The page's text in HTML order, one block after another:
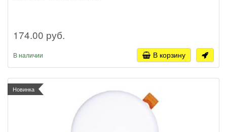
174.00 руб.
В наличии В корзину
Новинка